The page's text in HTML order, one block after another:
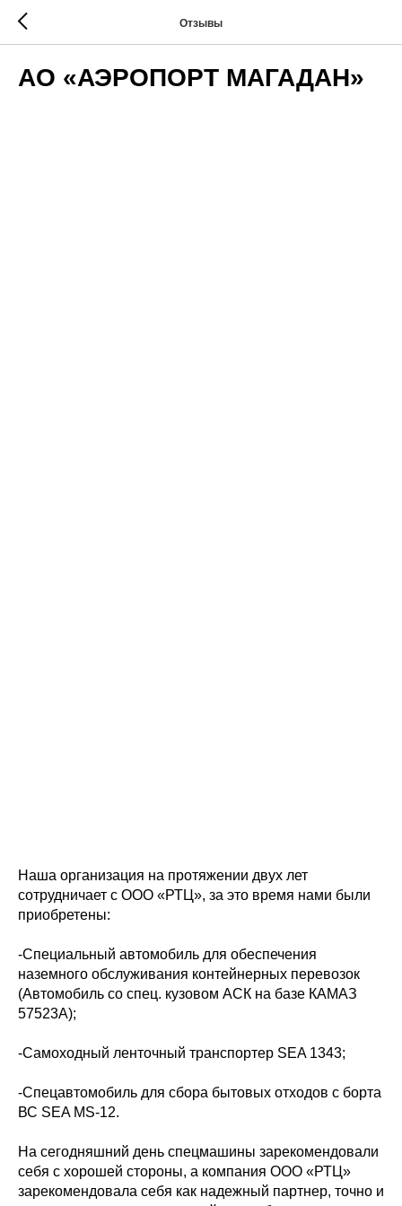
Отзывы
АО «АЭРОПОРТ МАГАДАН»
Наша организация на протяжении двух лет
сотрудничает с ООО «РТЦ», за это время нами были
приобретены:
-Специальный автомобиль для обеспечения
наземного обслуживания контейнерных перевозок
(Автомобиль со спец. кузовом АСК на базе КАМАЗ
57523А);
-Самоходный ленточный транспортер SEA 1343;
-Спецавтомобиль для сбора бытовых отходов с борта
ВС SEA MS-12.
На сегодняшний день спецмашины зарекомендовали
себя с хорошей стороны, а компания ООО «РТЦ»
зарекомендовала себя как надежный партнер, точно и